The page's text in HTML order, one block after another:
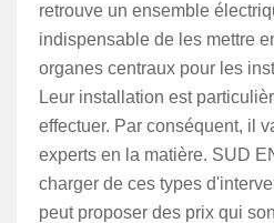
retrouve un ensemble
indispensable de les mettre
organes centraux pour les
Leur installation est
effectuer. Par conséquent, il
experts en la matière. SUD
charger de ces types
peut proposer des prix qui